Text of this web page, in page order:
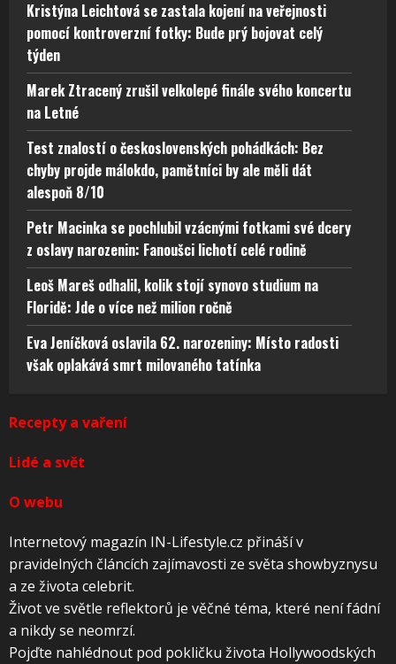
Kristýna Leichtová se zastala kojení na veřejnosti
pomocí kontroverzní fotky: Bude prý bojovat celý
týden
Marek Ztracený zrušil velkolepé finále svého koncertu
na Letné
Test znalostí o československých pohádkách: Bez
chyby projde málokdo, pamětníci by ale měli dát
alespoň 8/10
Petr Macinka se pochlubil vzácnými fotkami své dcery
z oslavy narozenin: Fanoušci lichotí celé rodině
Leoš Mareš odhalil, kolik stojí synovo studium na
Floridě: Jde o více než milion ročně
Eva Jeníčková oslavila 62. narozeniny: Místo radosti
však oplakává smrt milovaného tatínka
Recepty a vaření
Lidé a svět
O webu
Internetový magazín IN-Lifestyle.cz přináší v
pravidelných článcích zajímavosti ze světa showbyznysu
a ze života celebrit.
Život ve světle reflektorů je věčné téma, které není fádní
a nikdy se neomrzí.
Pojďte nahlédnout pod pokličku života Hollywoodských